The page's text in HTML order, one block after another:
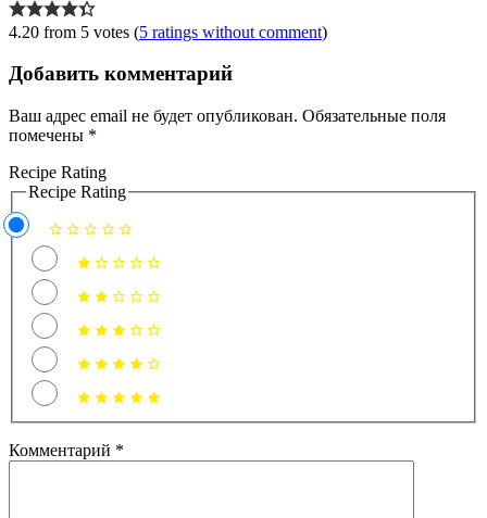
4.20 from 5 votes (5 ratings without comment)
Добавить комментарий
Ваш адрес email не будет опубликован. Обязательные поля
помечены *
Recipe Rating
Recipe Rating
Комментарий *